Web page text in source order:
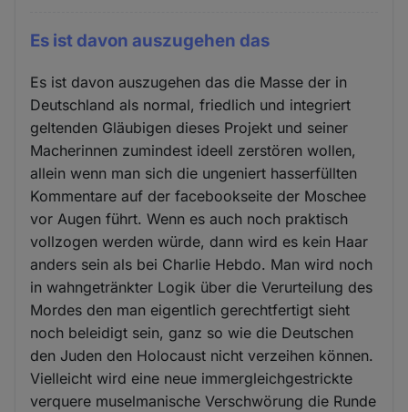
Es ist davon auszugehen das
Es ist davon auszugehen das die Masse der in
Deutschland als normal, friedlich und integriert
geltenden Gläubigen dieses Projekt und seiner
Macherinnen zumindest ideell zerstören wollen,
allein wenn man sich die ungeniert hasserfüllten
Kommentare auf der facebookseite der Moschee
vor Augen führt. Wenn es auch noch praktisch
vollzogen werden würde, dann wird es kein Haar
anders sein als bei Charlie Hebdo. Man wird noch
in wahngetränkter Logik über die Verurteilung des
Mordes den man eigentlich gerechtfertigt sieht
noch beleidigt sein, ganz so wie die Deutschen
den Juden den Holocaust nicht verzeihen können.
Vielleicht wird eine neue immergleichgestrickte
verquere muselmanische Verschwörung die Runde